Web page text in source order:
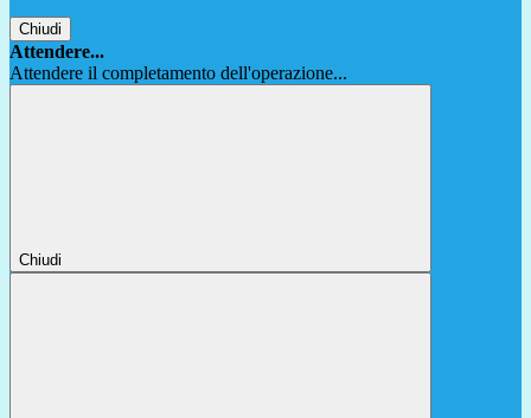
Chiudi
Attendere...
Attendere il completamento dell'operazione...
Chiudi